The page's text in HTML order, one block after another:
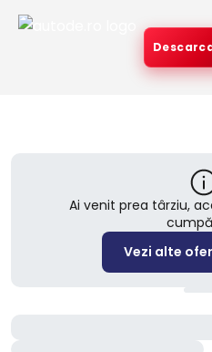
Ai venit prea târziu,
Vezi alte